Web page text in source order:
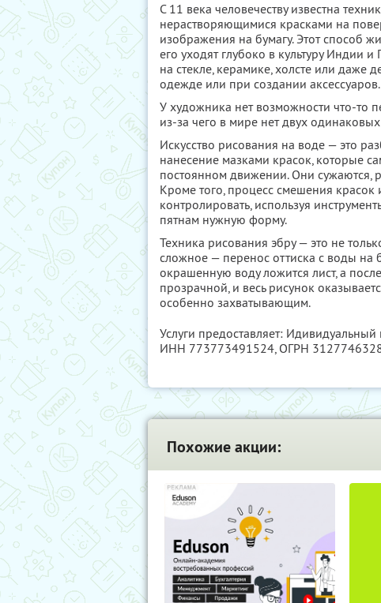
С 11 века человечеству известна
нерастворяющимися красками на
изображения на бумагу. Этот способ
его уходят глубоко в культуру Индии
на стекле, керамике, холсте или даже
одежде или при создании аксессуаров.
У художника нет возможности что-то
из-за чего в мире нет двух
Искусство рисования на воде — это
нанесение мазками красок, которые
постоянном движении. Они
Кроме того, процесс смешения
контролировать, используя
пятнам нужную форму.
Техника рисования эбру — это не
сложное — перенос оттиска с воды на
окрашенную воду ложится лист, а
прозрачной, и весь рисунок
особенно захватывающим.
Услуги предоставляет:
ИНН 773773491524, ОГРН
Похожие акции: